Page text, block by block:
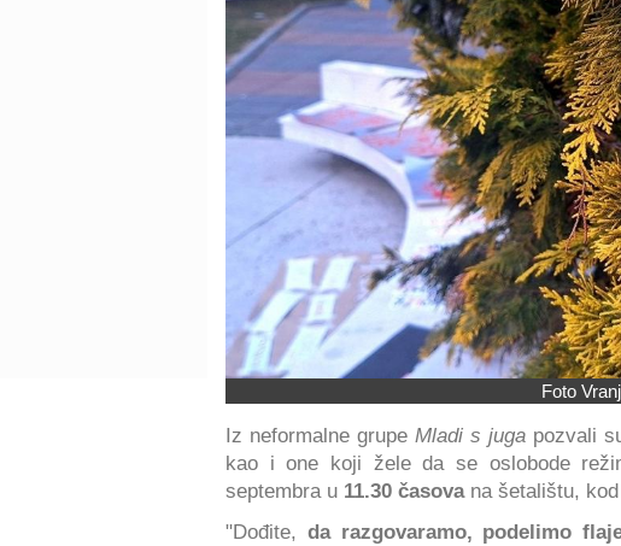
Foto
Iz neformalne grupeMladi s juga pozvali
kao i one koji žele da se oslobode
septembra u 11.30 časovana šetalištu,
"Dođite, da razgovaramo, podelimo